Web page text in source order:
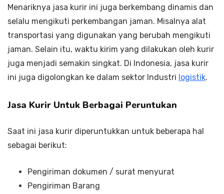
Menariknya jasa kurir ini juga berkembang dinamis dan
selalu mengikuti perkembangan jaman. Misalnya alat
transportasi yang digunakan yang berubah mengikuti
jaman. Selain itu, waktu kirim yang dilakukan oleh kurir
juga menjadi semakin singkat. Di Indonesia, jasa kurir
ini juga digolongkan ke dalam sektor Industri logistik.
Jasa Kurir Untuk Berbagai Peruntukan
Saat ini jasa kurir diperuntukkan untuk beberapa hal
sebagai berikut:
Pengiriman dokumen / surat menyurat
Pengiriman Barang